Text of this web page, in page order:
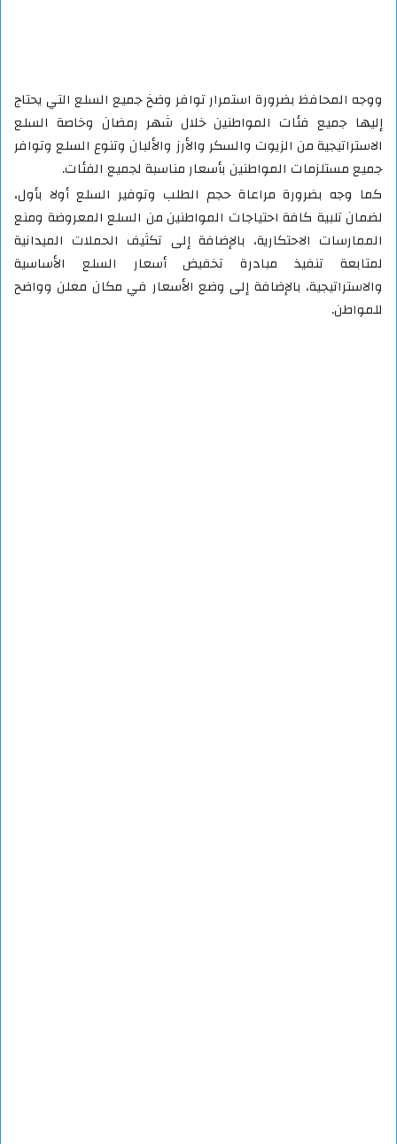
ووجه المحافظ بضرورة استمرار توافر وضخ جميع السلع التي يحتاج
إليها جميع فئات المواطنين خلال شهر رمضان وخاصة السلع
الاستراتيجية من الزيوت والسكر والأرز والألبان وتنوع السلع وتوافر
جميع مستلزمات المواطنين بأسعار مناسبة لجميع الفئات.
كما وجه بضرورة مراعاة حجم الطلب وتوفير السلع أولا بأول،
لضمان تلبية كافة احتياجات المواطنين من السلع المعروضة ومنع
الممارسات الاحتكارية، بالإضافة إلى تكثيف الحملات الميدانية
لمتابعة تنفيذ مبادرة تخفيض أسعار السلع الأساسية
والاستراتيجية، بالإضافة إلى وضع الأسعار في مكان معلن وواضح
للمواطن.